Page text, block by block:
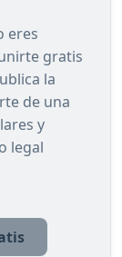
eres
gratis
la
de una
y
legal